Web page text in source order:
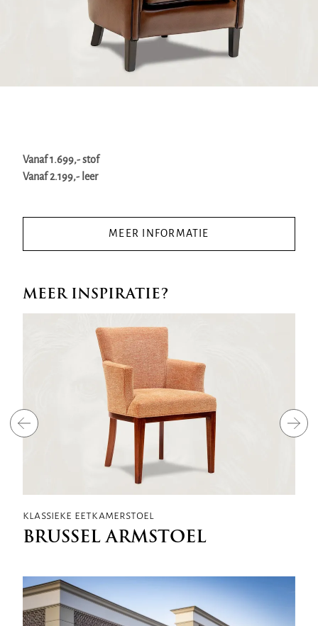
Vanaf 1.699,- stof
Vanaf 2.199,- leer
MEER INFORMATIE
MEER INSPIRATIE?
klassieke eetkamerstoel
BRUSSEL ARMSTOEL